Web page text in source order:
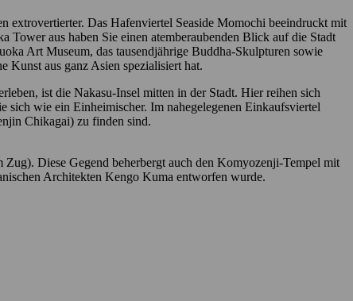
extrovertierter. Das Hafenviertel Seaside Momochi beeindruckt mit
Tower aus haben Sie einen atemberaubenden Blick auf die Stadt
Art Museum, das tausendjährige Buddha-Skulpturen sowie
Kunst aus ganz Asien spezialisiert hat.
ist die Nakasu-Insel mitten in der Stadt. Hier reihen sich
sich wie ein Einheimischer. Im nahegelegenen Einkaufsviertel
Chikagai) zu finden sind.
Diese Gegend beherbergt auch den Komyozenji-Tempel mit
Architekten Kengo Kuma entworfen wurde.